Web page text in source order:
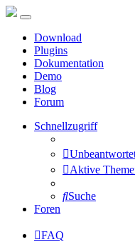
Download
Plugins
Dokumentation
Demo
Blog
Forum
Schnellzugriff
Aktive
Suche
Foren
FAQ